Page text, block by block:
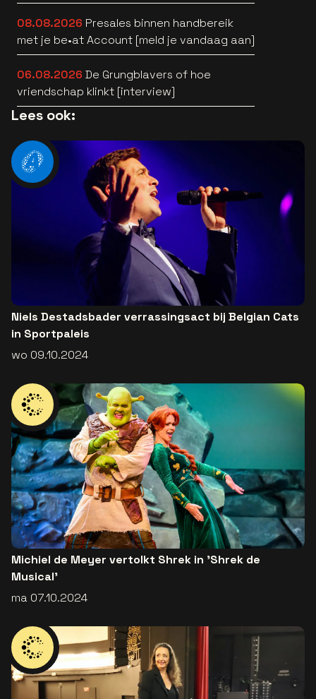
Verlinde belde” [interview]
08.08.2026 Presales binnen handbereik
met je be•at Account [meld je vandaag aan]
06.08.2026 De Grungblavers of hoe
vriendschap klinkt [interview]
Lees ook:
Niels Destadsbader verrassingsact bij Belgian Cats
in Sportpaleis
wo 09.10.2024
Michiel de Meyer vertolkt Shrek in 'Shrek de
Musical'
ma 07.10.2024